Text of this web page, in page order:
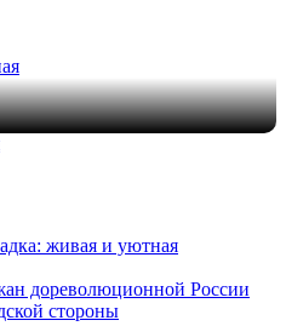
дореволюционной России
стороны